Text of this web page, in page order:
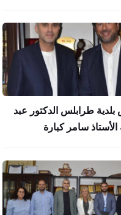
طرابلس الدكتور عبد
سامر كبارة